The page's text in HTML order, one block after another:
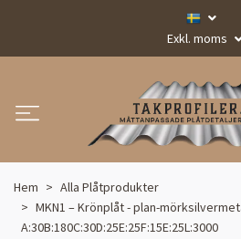
Exkl. moms
Hem
Alla Plåtprodukter
MKN1 – Krönplåt - plan-
A:30B:180C:30D:25E:25F:15E:25L:3000